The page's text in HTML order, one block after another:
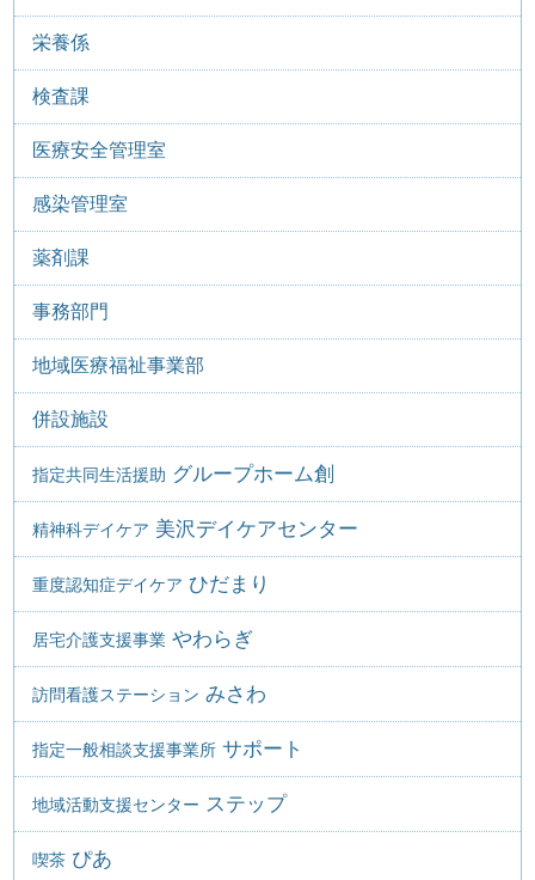
栄養係
検査課
医療安全管理室
感染管理室
薬剤課
事務部門
地域医療福祉事業部
併設施設
指定共同生活援助 グループホーム創
精神科デイケア 美沢デイケアセンター
重度認知症デイケア ひだまり
居宅介護支援事業 やわらぎ
訪問看護ステーション みさわ
指定一般相談支援事業所 サポート
地域活動支援センター ステップ
喫茶 ぴあ